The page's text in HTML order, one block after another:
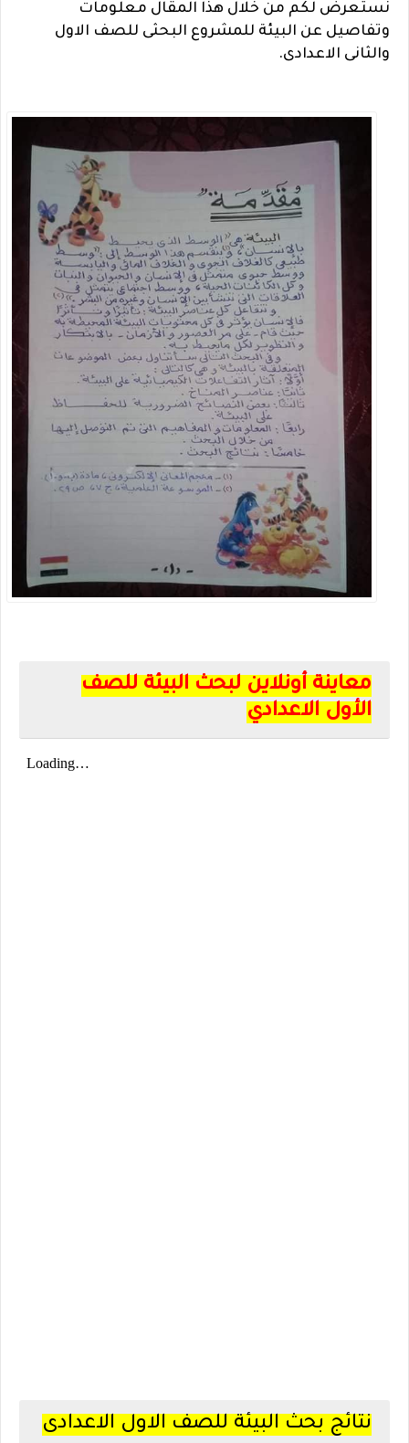
نستعرض لكم من خلال هذا المقال معلومات
وتفاصيل عن البيئة للمشروع البحثى للصف الاول
والثانى الاعدادى.
معاينة أونلاين لبحث البيئة للصف
الأول الاعدادي
نتائج بحث البيئة للصف الاول الاعدادى